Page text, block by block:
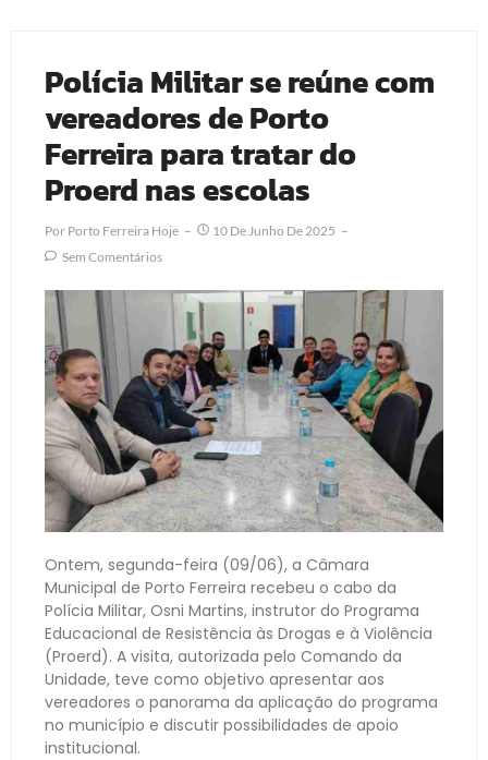
Polícia Militar se reúne com
vereadores de Porto
Ferreira para tratar do
Proerd nas escolas
Por Porto Ferreira Hoje
10 De Junho De 2025
Sem Comentários
Ontem, segunda-feira (09/06), a Câmara
Municipal de Porto Ferreira recebeu o cabo da
Polícia Militar, Osni Martins, instrutor do Programa
Educacional de Resistência às Drogas e à Violência
(Proerd). A visita, autorizada pelo Comando da
Unidade, teve como objetivo apresentar aos
vereadores o panorama da aplicação do programa
no município e discutir possibilidades de apoio
institucional.